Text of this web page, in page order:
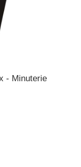
- Minuterie